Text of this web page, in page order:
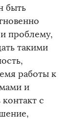
быть
проблему,
такими
работы к
и
с